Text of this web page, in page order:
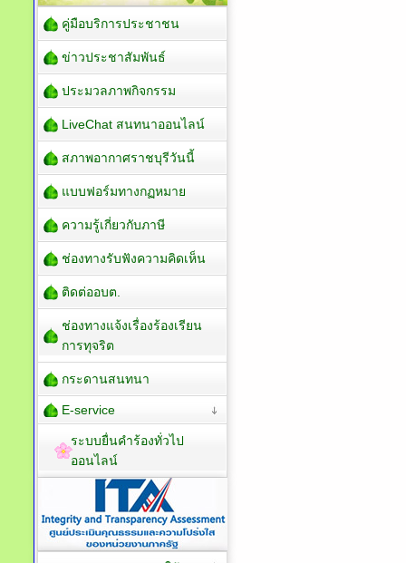
คู่มือบริการประชาชน
ข่าวประชาสัมพันธ์
ประมวลภาพกิจกรรม
LiveChat สนทนาออนไลน์
สภาพอากาศราชบุรีวันนี้
แบบฟอร์มทางกฏหมาย
ความรู้เกี่ยวกับภาษี
ช่องทางรับฟังความคิดเห็น
ติดต่ออบต.
ช่องทางแจ้งเรื่องร้องเรียน
การทุจริต
กระดานสนทนา
E-service
ระบบยื่นคำร้องทั่วไป
ออนไลน์